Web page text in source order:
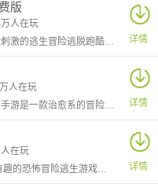
版
万人在玩
滑雪大冒险破解版是将这款惊险刺激的逃生冒险逃脱跑酷手游进行完美破解的版本，无限金币无限钻石免费获得，并且全地图自动解锁。
详情
人在玩
蜡笔小新煤炭镇的小白官方正版手游是一款治愈系的冒险手游，在其中讲述小心和爱犬小白一起来到神秘小镇的故事。在游戏中你将体验非常多的游戏玩法内容，包括捉虫、送报、拍照等等。
详情
在玩
POOLS池核手机版是一个非常有趣的恐怖冒险逃生游戏，为玩家创造了一个诡异诡异的密室场景，以心理恐怖为主要玩法，玩家需要在安静诡异到让人感到恐怖的池核迷宫中行走
详情